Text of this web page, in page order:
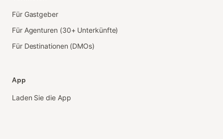
Für Gastgeber
Für Agenturen (30+ Unterkünfte)
Für Destinationen (DMOs)
App
Laden Sie die App